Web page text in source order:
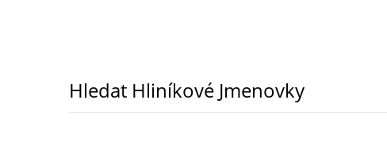
Hledat Hliníkové Jmenovky